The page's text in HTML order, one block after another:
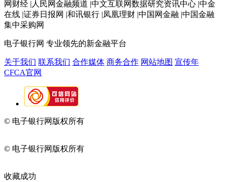
网财经 |人民网金融频道 |中文互联网数据研究资讯中心 |中金
在线 |证券日报网 |和讯银行 |凤凰理财 |中国网金融 |中国金融
集中采购网
电子银行网 专业领先的新金融平台
关于我们 联系我们 合作媒体 商务合作 网站地图 宣传年
CFCA官网
© 电子银行网版权所有
© 电子银行网版权所有
收藏成功